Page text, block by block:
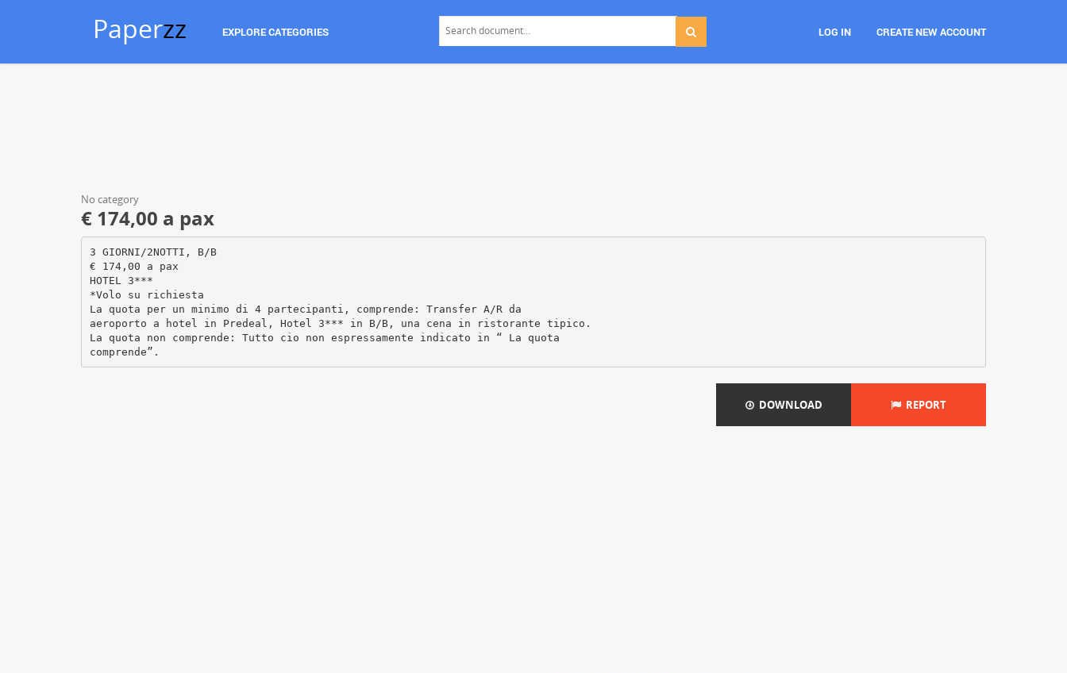
Paperzz EXPLORE CATEGORIES LOG IN CREATE NEW ACCOUNT
No category
€ 174,00 a pax
3 GIORNI/2NOTTI, B/B
€ 174,00 a pax
HOTEL 3***
*Volo su richiesta
La quota per un minimo di 4 partecipanti, comprende: Transfer A/R da
aeroporto a hotel in Predeal, Hotel 3*** in B/B, una cena in ristorante tipico.
La quota non comprende: Tutto cio non espressamente indicato in “ La quota
DOWNLOAD REPORT